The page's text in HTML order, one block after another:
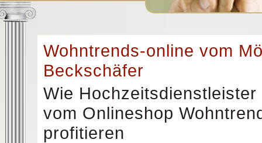
Wohntrends-online vom
Beckschäfer
Wie
vom Onlineshop
profitieren